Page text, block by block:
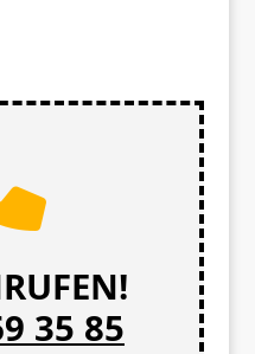
35 85